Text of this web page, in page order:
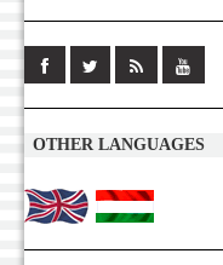
OTHER LANGUAGES